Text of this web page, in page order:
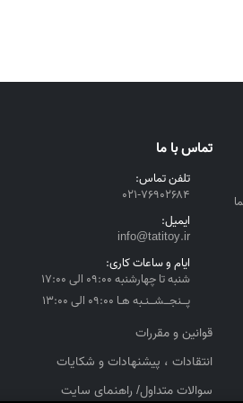
تماس با ما
تلفن تماس:
۰۲۱-۷۶۹۰۲۶۸۴
ایمیل:
info@tatitoy.ir
ایام و ساعات کاری:
شنبه تا چهارشنبه ۰۹:۰۰ الی ۱۷:۰۰
پــنجــشــنـبه هـا ۰۹:۰۰ الی ۱۳:۰۰
قوانین و مقررات
انتقادات ، پیشنهادات و شکایات
سوالات متداول/ راهنمای سایت